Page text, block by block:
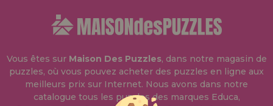
Vous êtes sur Maison Des Puzzles, dans notre magasin de
puzzles, où vous pouvez acheter des puzzles en ligne aux
meilleurs prix sur Internet. Nous avons dans notre
catalogue tous les puzzles des marques Educa,